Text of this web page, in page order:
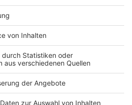
bei Antenne
Einsatz
uns